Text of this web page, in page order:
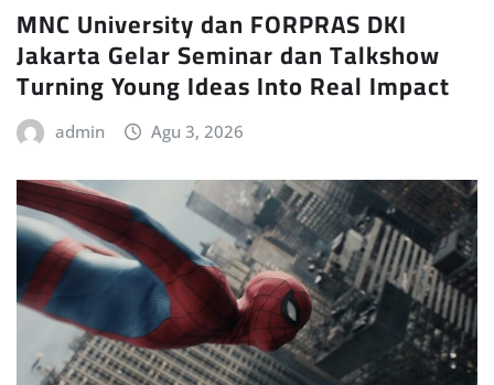
MNC University dan FORPRAS DKI
Jakarta Gelar Seminar dan Talkshow
Turning Young Ideas Into Real Impact
admin Agu 3, 2026